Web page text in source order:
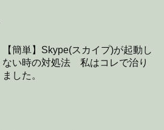
【簡単】Skype(スカイプ)が起動し
ない時の対処法 私はコレで治り
ました。